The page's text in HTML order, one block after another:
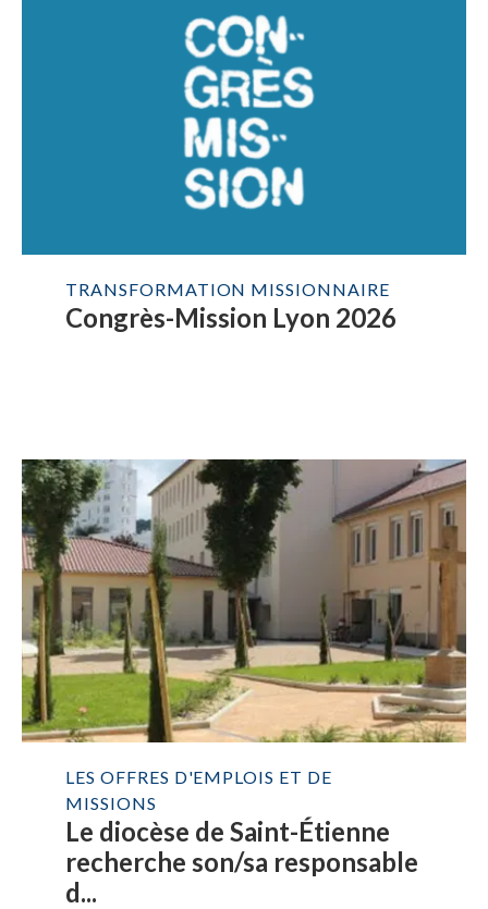
TRANSFORMATION MISSIONNAIRE
Congrès-Mission Lyon 2026
LES OFFRES D'EMPLOIS ET DE
MISSIONS
Le diocèse de Saint-Étienne
recherche son/sa responsable
d...